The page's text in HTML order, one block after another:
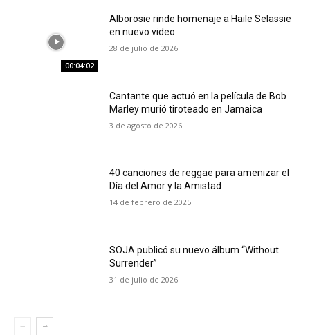
00:04:02
Alborosie rinde homenaje a Haile Selassie
en nuevo video
28 de julio de 2026
Cantante que actuó en la película de Bob
Marley murió tiroteado en Jamaica
3 de agosto de 2026
40 canciones de reggae para amenizar el
Día del Amor y la Amistad
14 de febrero de 2025
SOJA publicó su nuevo álbum “Without
Surrender”
31 de julio de 2026